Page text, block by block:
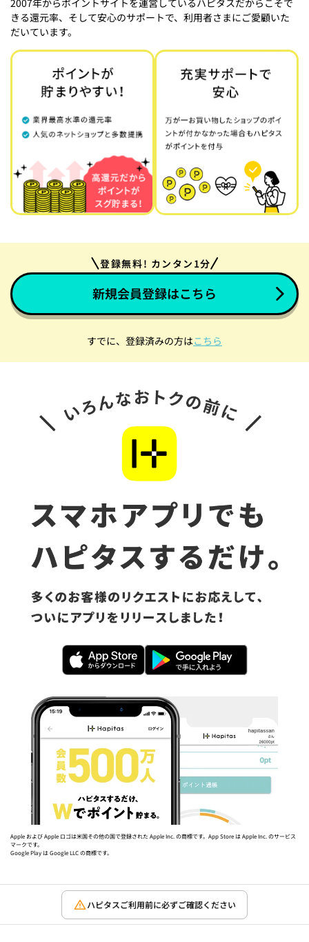
2007年からポイントサイトを運営しているハピタスだからこそで
きる還元率、そして安心のサポートで、利用者さまにご愛顧いた
だいています。
登録無料! カンタン1分
新規会員登録はこちら
すでに、登録済みの方はこちら
Apple および Apple ロゴは米国その他の国で登録された Apple Inc. の商標です。App Store は Apple Inc. のサービス
マークです。
Google Play は Google LLC の商標です。
ハピタスご利用前に必ずご確認ください